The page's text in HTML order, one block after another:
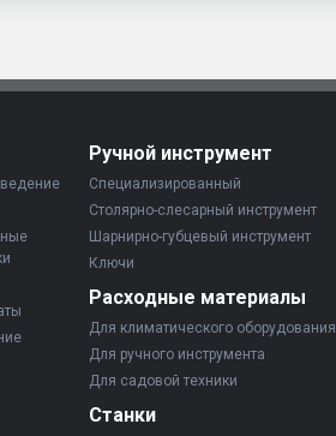
Ручной инструмент
Специализированный
Столярно-слесарный инструмент
Шарнирно-губцевый инструмент
Ключи
Расходные материалы
Для климатического оборудования
Для ручного инструмента
Для садовой техники
Станки